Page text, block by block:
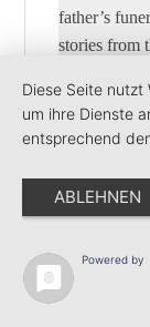
father’s
stories from
Personnel:
Annette
Steffen
saxophone
Diese Seite nutzt
um ihre Dienste
entsprechend
ABLEHNEN
Powered by